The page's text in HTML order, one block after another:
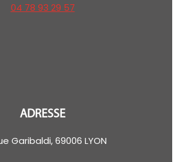
04 78 93 29 57
ADRESSE
Garibaldi, 69006 LYON